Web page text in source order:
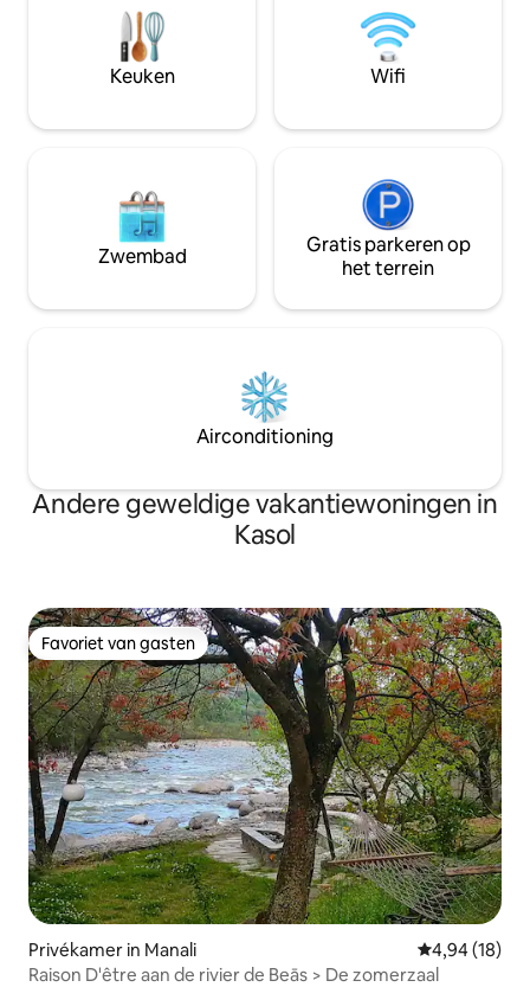
is voor koppels of kleine gezinnen. Grote
glazen panelen bieden een
ononderbroken uitzicht op de vallei, en
elke avond word je beloond met
rechtstreeks vanuit de hut.
huiselijk, warm en
nachten verblijf vereist! Pls.
NIET voor 1 nacht. STAGS ZIJN NIET
TOEGESTAAN 🚫
Keuken Wifi
Zwembad
Gratis parkeren op
het terrein
Airconditioning
Andere geweldige vakantiewoningen in
Kasol
Favoriet van gasten
Favoriet van gasten
Privékamer in Manali Gemiddelde
4,94 (18)
Raison D'être aan de rivier de Beās > De zomerzaal